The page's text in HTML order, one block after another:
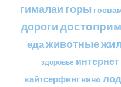
гималаи горы
дороги
едаживотные
здоровье интернет
кайтсерфинг кино